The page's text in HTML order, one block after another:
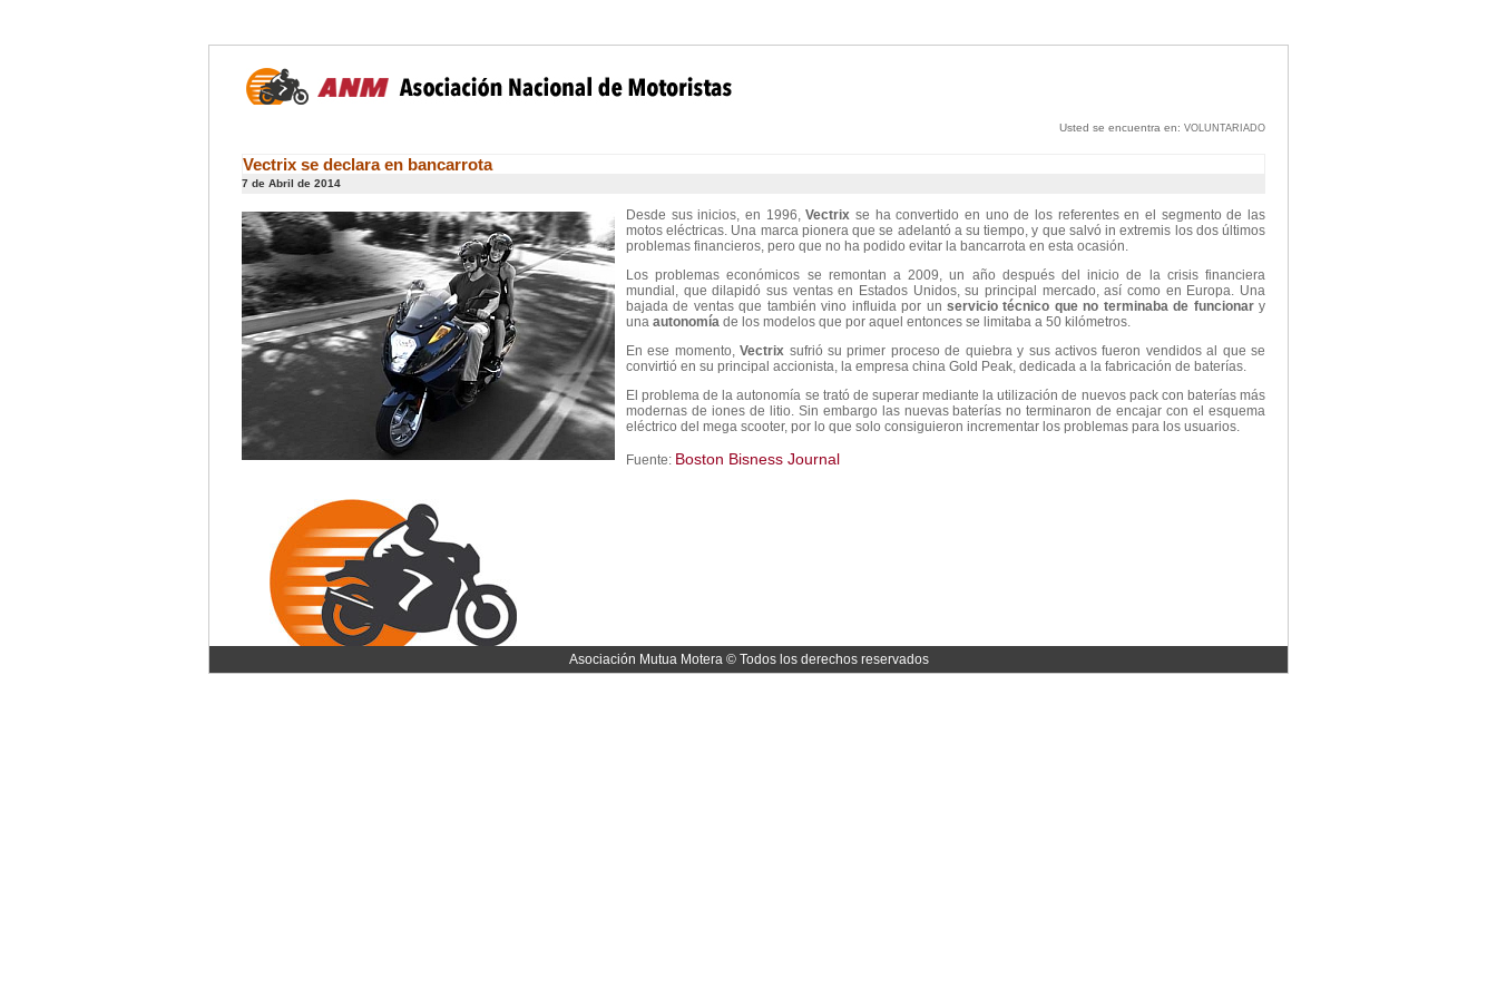
Usted se encuentra en: VOLUNTARIADO
Vectrix se declara en bancarrota
7 de Abril de 2014
Desde sus inicios, en 1996,Vectrixse ha convertido en uno de los referentes en el segmento de las
motos eléctricas. Una marca pionera que se adelantó a su tiempo, y que salvó in extremis los dos últimos
problemas financieros, pero que no ha podido evitar la bancarrota en esta ocasión.
Los problemas económicos se remontan a 2009, un año después del inicio de la crisis financiera
mundial, que dilapidó sus ventas en Estados Unidos, su principal mercado, así como en Europa. Una
bajada de ventas que también vino influida por un servicio técnico que no terminaba de funcionary
una autonomía de los modelos que por aquel entonces se limitaba a 50 kilómetros.
En ese momento,Vectrix sufrió su primer proceso de quiebra y sus activos fueron vendidos al que se
convirtió en su principal accionista, la empresa china Gold Peak, dedicada a la fabricación de baterías.
El problema de la autonomía se trató de superar mediante la utilización de nuevos pack con baterías más
modernas de iones de litio. Sin embargo las nuevas baterías no terminaron de encajar con el esquema
eléctrico del mega scooter, por lo que solo consiguieron incrementar los problemas para los usuarios.
Fuente: Boston Bisness Journal
Asociación Mutua Motera © Todos los derechos reservados